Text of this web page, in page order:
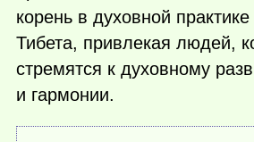
корень в духовной
Тибета, привлекая людей,
стремятся к духовному
и гармонии.